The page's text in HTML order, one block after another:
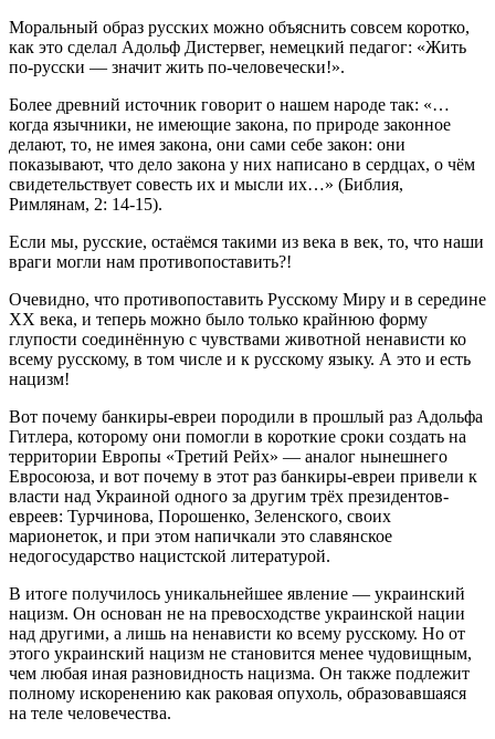
Моральный образ русских можно объяснить совсем коротко,
как это сделал Адольф Дистервег, немецкий педагог: «Жить
по-русски — значит жить по-человечески!».
Более древний источник говорит о нашем народе так: «…
когда язычники, не имеющие закона, по природе законное
делают, то, не имея закона, они сами себе закон: они
показывают, что дело закона у них написано в сердцах, о чём
свидетельствует совесть их и мысли их…» (Библия,
Римлянам, 2: 14-15).
Если мы, русские, остаёмся такими из века в век, то, что наши
враги могли нам противопоставить?!
Очевидно, что противопоставить Русскому Миру и в середине
XX века, и теперь можно было только крайнюю форму
глупости соединённую с чувствами животной ненависти ко
всему русскому, в том числе и к русскому языку. А это и есть
нацизм!
Вот почему банкиры-евреи породили в прошлый раз Адольфа
Гитлера, которому они помогли в короткие сроки создать на
территории Европы «Третий Рейх» — аналог нынешнего
Евросоюза, и вот почему в этот раз банкиры-евреи привели к
власти над Украиной одного за другим трёх президентов-
евреев: Турчинова, Порошенко, Зеленского, своих
марионеток, и при этом напичкали это славянское
недогосударство нацистской литературой.
В итоге получилось уникальнейшее явление — украинский
нацизм. Он основан не на превосходстве украинской нации
над другими, а лишь на ненависти ко всему русскому. Но от
этого украинский нацизм не становится менее чудовищным,
чем любая иная разновидность нацизма. Он также подлежит
полному искоренению как раковая опухоль, образовавшаяся
на теле человечества.